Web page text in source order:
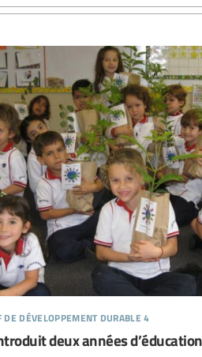
développement durable 4
deux années